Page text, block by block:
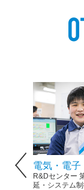
Previous
電気・電子
R&Dセンター
延・システム